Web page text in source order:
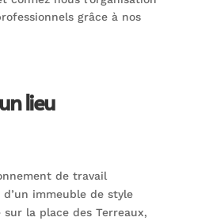
grâce à nos
lieu
de travail
immeuble de style
sur la place des Terreaux,